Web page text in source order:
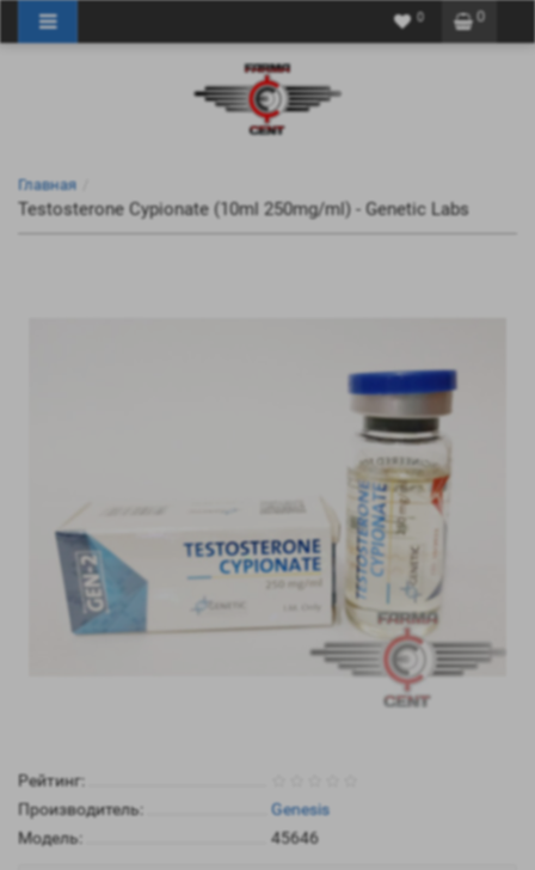
0
0
Главная
Testosterone Cypionate (10ml 250mg/ml) - Genetic Labs
Рейтинг:
Производитель:
Genesis
Модель:
45646